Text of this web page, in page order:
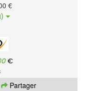
€
€
Partager